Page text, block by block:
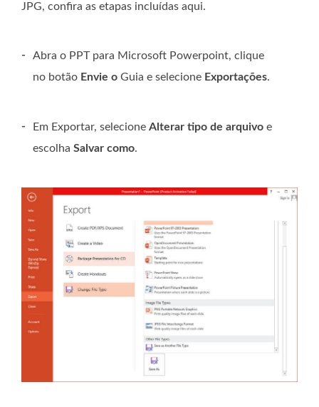
JPG, confira as etapas incluídas aqui.
-
Abra o PPT para Microsoft Powerpoint, clique
no botão Envie o Guia e selecione Exportações.
- Em Exportar, selecione Alterar tipo de arquivo e
escolha Salvar como.